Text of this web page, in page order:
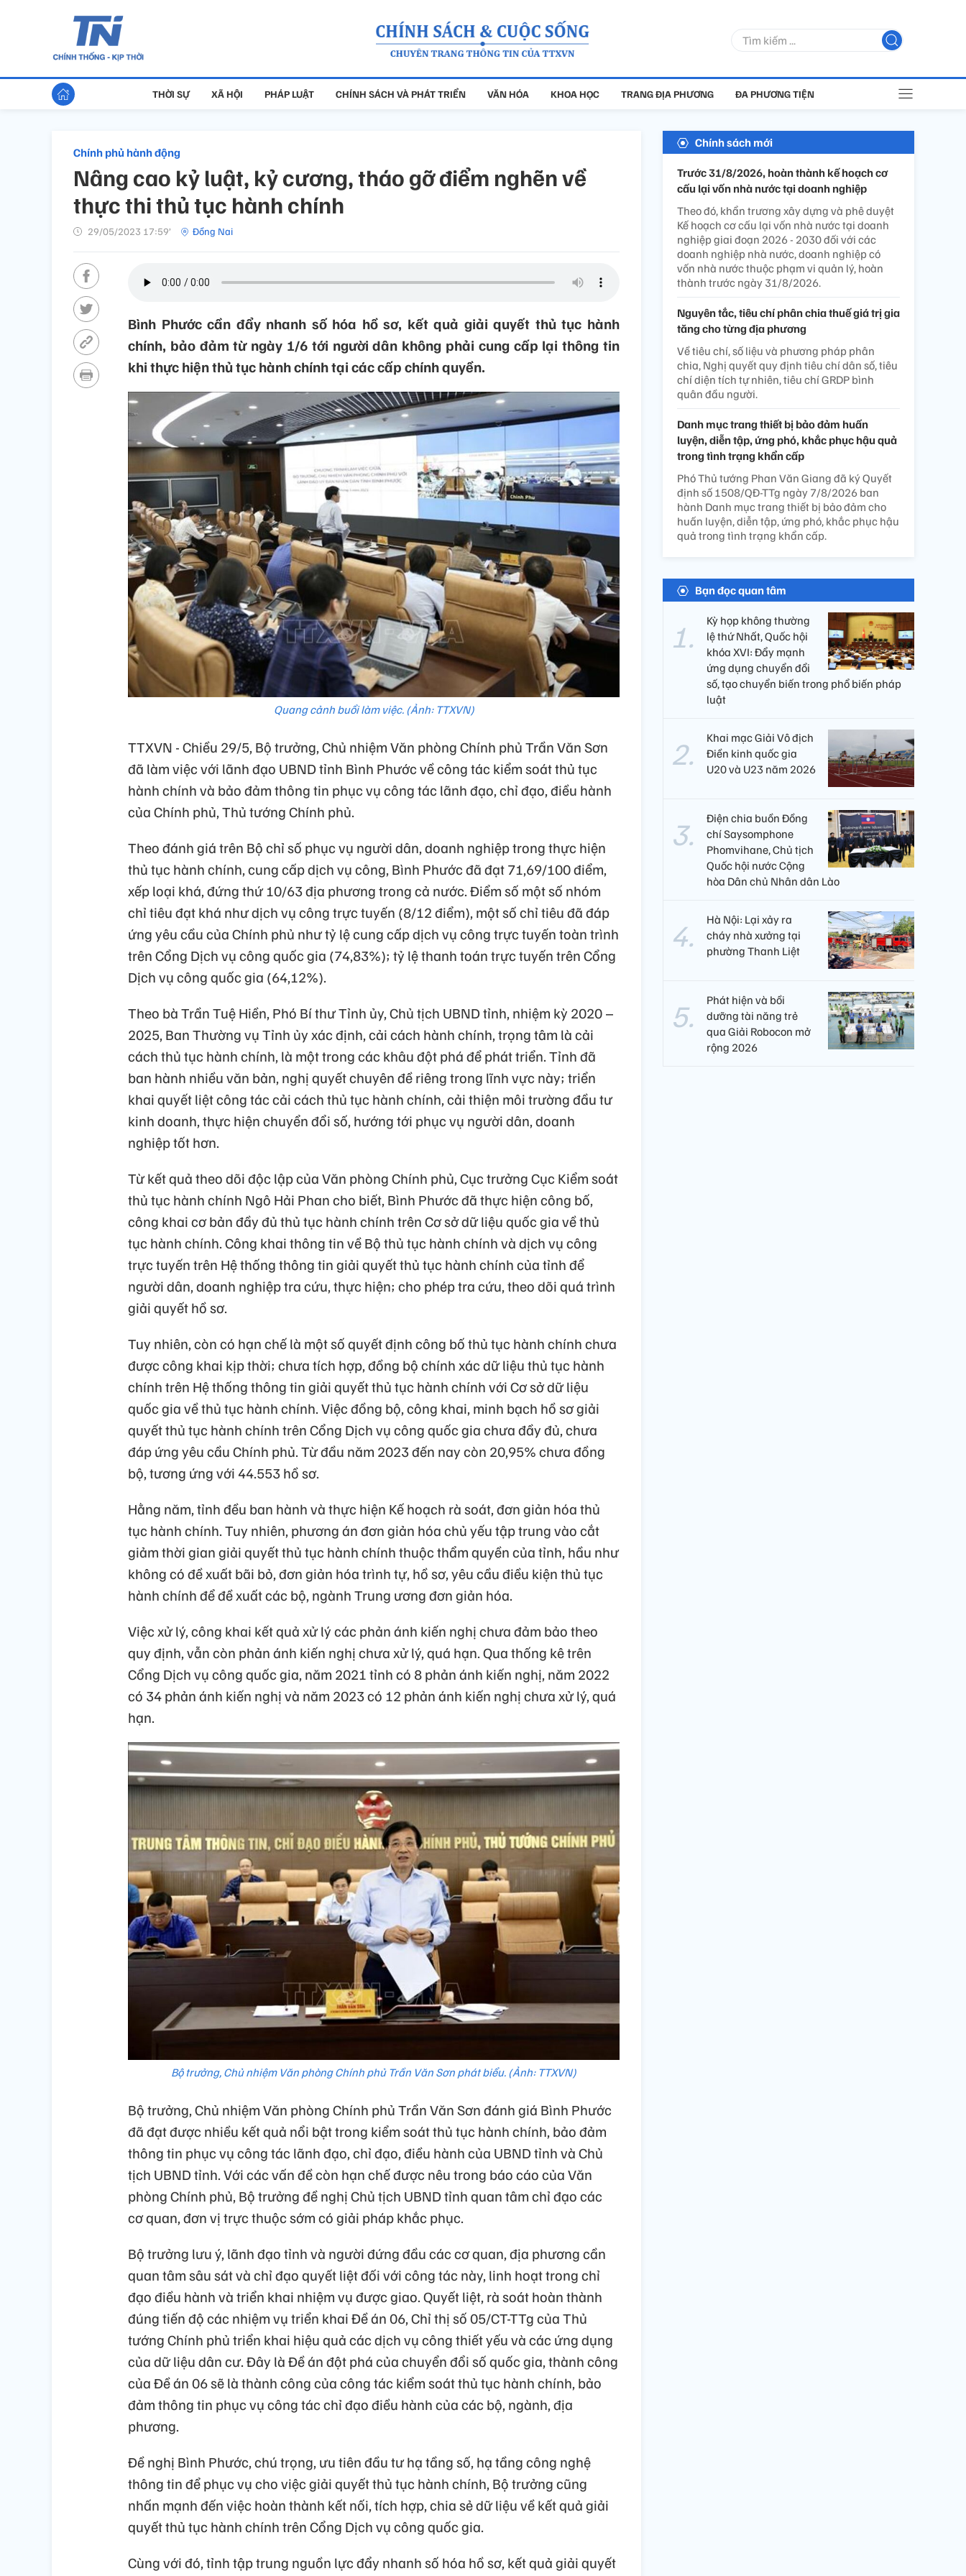
THỜI SỰ XÃ HỘI PHÁP LUẬT CHÍNH SÁCH VÀ PHÁT TRIỂN VĂN HÓA KHOA HỌC TRANG ĐỊA PHƯƠNG ĐA PHƯƠNG TIỆN
Chính phủ hành động
Nâng cao kỷ luật, kỷ cương, tháo gỡ điểm nghẽn về
thực thi thủ tục hành chính
29/05/2023 17:59’ Đồng Nai
Bình Phước cần đẩy nhanh số hóa hồ sơ, kết quả giải quyết thủ tục hành
chính, bảo đảm từ ngày 1/6 tới người dân không phải cung cấp lại thông tin
khi thực hiện thủ tục hành chính tại các cấp chính quyền.
Quang cảnh buổi làm việc. (Ảnh: TTXVN)
TTXVN - Chiều 29/5, Bộ trưởng, Chủ nhiệm Văn phòng Chính phủ Trần Văn Sơn
đã làm việc với lãnh đạo UBND tỉnh Bình Phước về công tác kiểm soát thủ tục
hành chính và bảo đảm thông tin phục vụ công tác lãnh đạo, chỉ đạo, điều hành
của Chính phủ, Thủ tướng Chính phủ.
Theo đánh giá trên Bộ chỉ số phục vụ người dân, doanh nghiệp trong thực hiện
thủ tục hành chính, cung cấp dịch vụ công, Bình Phước đã đạt 71,69/100 điểm,
xếp loại khá, đứng thứ 10/63 địa phương trong cả nước. Điểm số một số nhóm
chỉ tiêu đạt khá như dịch vụ công trực tuyến (8/12 điểm), một số chỉ tiêu đã đáp
ứng yêu cầu của Chính phủ như tỷ lệ cung cấp dịch vụ công trực tuyến toàn trình
trên Cổng Dịch vụ công quốc gia (74,83%); tỷ lệ thanh toán trực tuyến trên Cổng
Dịch vụ công quốc gia (64,12%).
Theo bà Trần Tuệ Hiền, Phó Bí thư Tỉnh ủy, Chủ tịch UBND tỉnh, nhiệm kỳ 2020 –
2025, Ban Thường vụ Tỉnh ủy xác định, cải cách hành chính, trọng tâm là cải
cách thủ tục hành chính, là một trong các khâu đột phá để phát triển. Tỉnh đã
ban hành nhiều văn bản, nghị quyết chuyên đề riêng trong lĩnh vực này; triển
khai quyết liệt công tác cải cách thủ tục hành chính, cải thiện môi trường đầu tư
kinh doanh, thực hiện chuyển đổi số, hướng tới phục vụ người dân, doanh
nghiệp tốt hơn.
Từ kết quả theo dõi độc lập của Văn phòng Chính phủ, Cục trưởng Cục Kiểm soát
thủ tục hành chính Ngô Hải Phan cho biết, Bình Phước đã thực hiện công bố,
công khai cơ bản đầy đủ thủ tục hành chính trên Cơ sở dữ liệu quốc gia về thủ
tục hành chính. Công khai thông tin về Bộ thủ tục hành chính và dịch vụ công
trực tuyến trên Hệ thống thông tin giải quyết thủ tục hành chính của tỉnh để
người dân, doanh nghiệp tra cứu, thực hiện; cho phép tra cứu, theo dõi quá trình
giải quyết hồ sơ.
Tuy nhiên, còn có hạn chế là một số quyết định công bố thủ tục hành chính chưa
được công khai kịp thời; chưa tích hợp, đồng bộ chính xác dữ liệu thủ tục hành
chính trên Hệ thống thông tin giải quyết thủ tục hành chính với Cơ sở dữ liệu
quốc gia về thủ tục hành chính. Việc đồng bộ, công khai, minh bạch hồ sơ giải
quyết thủ tục hành chính trên Cổng Dịch vụ công quốc gia chưa đầy đủ, chưa
đáp ứng yêu cầu Chính phủ. Từ đầu năm 2023 đến nay còn 20,95% chưa đồng
bộ, tương ứng với 44.553 hồ sơ.
Hằng năm, tỉnh đều ban hành và thực hiện Kế hoạch rà soát, đơn giản hóa thủ
tục hành chính. Tuy nhiên, phương án đơn giản hóa chủ yếu tập trung vào cắt
giảm thời gian giải quyết thủ tục hành chính thuộc thẩm quyền của tỉnh, hầu như
không có đề xuất bãi bỏ, đơn giản hóa trình tự, hồ sơ, yêu cầu điều kiện thủ tục
hành chính để đề xuất các bộ, ngành Trung ương đơn giản hóa.
Việc xử lý, công khai kết quả xử lý các phản ánh kiến nghị chưa đảm bảo theo
quy định, vẫn còn phản ánh kiến nghị chưa xử lý, quá hạn. Qua thống kê trên
Cổng Dịch vụ công quốc gia, năm 2021 tỉnh có 8 phản ánh kiến nghị, năm 2022
có 34 phản ánh kiến nghị và năm 2023 có 12 phản ánh kiến nghị chưa xử lý, quá
hạn.
Bộ trưởng, Chủ nhiệm Văn phòng Chính phủ Trần Văn Sơn phát biểu. (Ảnh: TTXVN)
Bộ trưởng, Chủ nhiệm Văn phòng Chính phủ Trần Văn Sơn đánh giá Bình Phước
đã đạt được nhiều kết quả nổi bật trong kiểm soát thủ tục hành chính, bảo đảm
thông tin phục vụ công tác lãnh đạo, chỉ đạo, điều hành của UBND tỉnh và Chủ
tịch UBND tỉnh. Với các vấn đề còn hạn chế được nêu trong báo cáo của Văn
phòng Chính phủ, Bộ trưởng đề nghị Chủ tịch UBND tỉnh quan tâm chỉ đạo các
cơ quan, đơn vị trực thuộc sớm có giải pháp khắc phục.
Bộ trưởng lưu ý, lãnh đạo tỉnh và người đứng đầu các cơ quan, địa phương cần
quan tâm sâu sát và chỉ đạo quyết liệt đối với công tác này, linh hoạt trong chỉ
đạo điều hành và triển khai nhiệm vụ được giao. Quyết liệt, rà soát hoàn thành
đúng tiến độ các nhiệm vụ triển khai Đề án 06, Chỉ thị số 05/CT-TTg của Thủ
tướng Chính phủ triển khai hiệu quả các dịch vụ công thiết yếu và các ứng dụng
của dữ liệu dân cư. Đây là Đề án đột phá của chuyển đổi số quốc gia, thành công
của Đề án 06 sẽ là thành công của công tác kiểm soát thủ tục hành chính, bảo
đảm thông tin phục vụ công tác chỉ đạo điều hành của các bộ, ngành, địa
phương.
Đề nghị Bình Phước, chú trọng, ưu tiên đầu tư hạ tầng số, hạ tầng công nghệ
thông tin để phục vụ cho việc giải quyết thủ tục hành chính, Bộ trưởng cũng
nhấn mạnh đến việc hoàn thành kết nối, tích hợp, chia sẻ dữ liệu về kết quả giải
quyết thủ tục hành chính trên Cổng Dịch vụ công quốc gia.
Cùng với đó, tỉnh tập trung nguồn lực đẩy nhanh số hóa hồ sơ, kết quả giải quyết
Chính sách mới
Trước 31/8/2026, hoàn thành kế hoạch cơ
cấu lại vốn nhà nước tại doanh nghiệp
Theo đó, khẩn trương xây dựng và phê duyệt
Kế hoạch cơ cấu lại vốn nhà nước tại doanh
nghiệp giai đoạn 2026 - 2030 đối với các
doanh nghiệp nhà nước, doanh nghiệp có
vốn nhà nước thuộc phạm vi quản lý, hoàn
thành trước ngày 31/8/2026.
Nguyên tắc, tiêu chí phân chia thuế giá trị gia
tăng cho từng địa phương
Về tiêu chí, số liệu và phương pháp phân
chia, Nghị quyết quy định tiêu chí dân số, tiêu
chí diện tích tự nhiên, tiêu chí GRDP bình
quân đầu người.
Danh mục trang thiết bị bảo đảm huấn
luyện, diễn tập, ứng phó, khắc phục hậu quả
trong tình trạng khẩn cấp
Phó Thủ tướng Phan Văn Giang đã ký Quyết
định số 1508/QĐ-TTg ngày 7/8/2026 ban
hành Danh mục trang thiết bị bảo đảm cho
huấn luyện, diễn tập, ứng phó, khắc phục hậu
quả trong tình trạng khẩn cấp.
Bạn đọc quan tâm
Kỳ họp không thường
lệ thứ Nhất, Quốc hội
khóa XVI: Đẩy mạnh
ứng dụng chuyển đổi
số, tạo chuyển biến trong phổ biến pháp
luật
Khai mạc Giải Vô địch
Điền kinh quốc gia
U20 và U23 năm 2026
Điện chia buồn Đồng
chí Saysomphone
Phomvihane, Chủ tịch
Quốc hội nước Cộng
hòa Dân chủ Nhân dân Lào
Hà Nội: Lại xảy ra
cháy nhà xưởng tại
phường Thanh Liệt
Phát hiện và bồi
dưỡng tài năng trẻ
qua Giải Robocon mở
rộng 2026